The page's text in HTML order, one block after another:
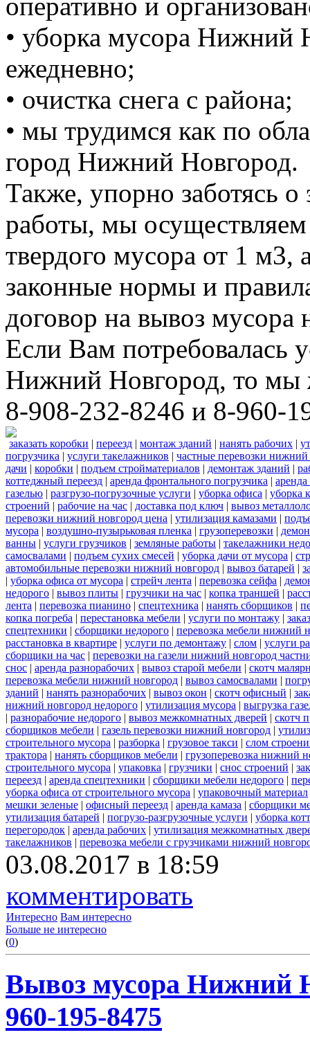
• уборка мусора Нижний
ежедневно;
• очистка снега с района;
• мы трудимся как по
город Нижний Новгород.
Также, упорно заботясь
работы, мы
твердого мусора от 1 м3,
законные нормы и
договор на вывоз мусора
Если Вам потребовалась
Нижний Новгород, то мы
8-908-232-8246 и 8-960-
заказать коробки | переезд | монтаж зданий | нанять рабочих |
погрузчика | услуги такелажников | частные перевозки нижний
дачи | коробки | подъем стройматериалов | демонтаж зданий |
коттеджный переезд | аренда фронтального погрузчика |
газелью | разгрузо-погрузочные услуги | уборка офиса | уборка
строений | рабочие на час | доставка под ключ | вывоз
перевозки нижний новгород цена | утилизация камазами |
мусора | воздушно-пузырьковая пленка | грузоперевозки |
ванны | услуги грузчиков | земляные работы | такелажники
самосвалами | подъем сухих смесей | уборка дачи от мусора |
автомобильные перевозки нижний новгород | вывоз батарей |
| уборка офиса от мусора | стрейч лента | перевозка сейфа |
недорого | вывоз плиты | грузчики на час | копка траншей |
лента | перевозка пианино | спецтехника | нанять сборщиков |
копка погреба | перестановка мебели | услуги по монтажу |
спецтехники | сборщики недорого | перевозка мебели нижний
расстановка в квартире | услуги по демонтажу | слом | услуги
сборщики на час | перевозки на газели нижний новгород
снос | аренда разнорабочих | вывоз старой мебели | скотч
перевозка мебели нижний новгород | вывоз самосвалами |
зданий | нанять разнорабочих | вывоз окон | скотч офисный |
нижний новгород недорого | утилизация мусора | выгрузка
| разнорабочие недорого | вывоз межкомнатных дверей | скотч
сборщиков мебели | газель перевозки нижний новгород |
строительного мусора | разборка | грузовое такси | слом
трактора | нанять сборщиков мебели | грузоперевозка нижний
строительного мусора | упаковка | грузчики | снос строений |
переезд | аренда спецтехники | сборщики мебели недорого |
уборка офиса от строительного мусора | упаковочный материал
мешки зеленые | офисный переезд | аренда камаза | сборщики
утилизация батарей | погрузо-разгрузочные услуги | уборка
перегородок | аренда рабочих | утилизация межкомнатных
такелажников | перевозка мебели с грузчиками нижний
03.08.2017 в 18:59
комментировать
Интересно Вам интересно
Больше не интересно
(0)
Вывоз мусора Нижний
960-195-8475